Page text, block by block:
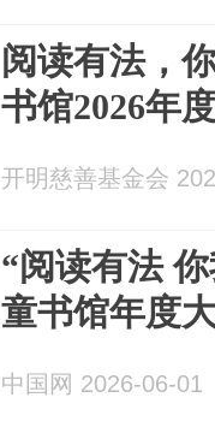
阅读有法，
书馆2026年
开明慈善基金会
“阅读有法
童书馆年度
中国网 2026-06-01